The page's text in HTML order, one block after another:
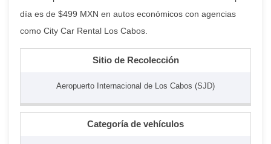
día es de $499 MXN en autos económicos con agencias
como City Car Rental Los Cabos.
Sitio de Recolección
Aeropuerto Internacional de Los Cabos (SJD)
Categoría de vehículos